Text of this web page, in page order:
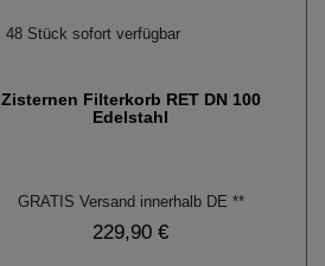
48 Stück sofort verfügbar
Zisternen Filterkorb RET DN 100
Edelstahl
GRATIS Versand innerhalb DE **
229,90 €